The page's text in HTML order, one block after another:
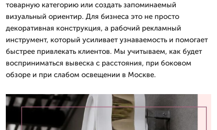
товарную категорию или создать запоминаемый
визуальный ориентир. Для бизнеса это не просто
декоративная конструкция, а рабочий рекламный
инструмент, который усиливает узнаваемость и помогает
быстрее привлекать клиентов. Мы учитываем, как будет
восприниматься вывеска с расстояния, при боковом
обзоре и при слабом освещении в Москве.